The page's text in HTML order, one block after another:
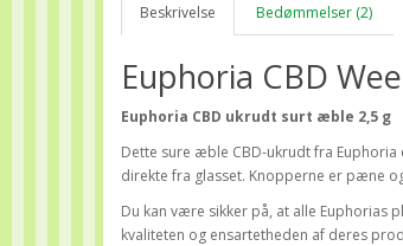
Beskrivelse Bedømmelser (2)
Euphoria CBD
Euphoria CBD ukrudt surt æble 2,5 g
Dette sure æble CBD-ukrudt fra
direkte fra glasset. Knopperne er pæne
Du kan være sikker på, at alle Euphorias
kvaliteten og ensartetheden af deres